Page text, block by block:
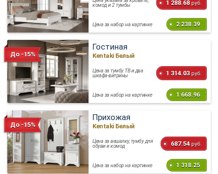
комод и 2 тумбы 1 288.68 руб.
Цена за набор на картинке 2 238.39
До -15%
Гостиная
Kentaki Белый
Цена за тумбу ТВ и два
шкафа-витрины 1 314.03 руб.
Цена за набор на картинке 1 668.96
До -15%
Прихожая
Kentaki Белый
Цена за вешалку, тумбу для
обуви и комод 687.54 руб.
Цена за набор на картинке 1 318.25